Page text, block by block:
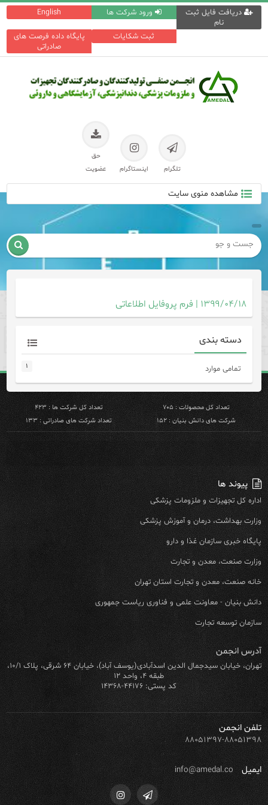
English ورود شرکت ها
دریافت فایل ثبت
نام
پایگاه داده فرصت های
صادراتی
ثبت شکایات
تلگرام اینستاگرام
حق
عضویت
مشاهده منوی سایت

۱۳۹۹/۰۴/۱۸ | فرم پروفایل اطلاعاتی
دسته بندی
تمامی موارد ۱
تعداد کل محصولات : ۷۰۵
تعداد کل شرکت ها : ۴۲۳
شرکت های دانش بنیان : ۱۵۲
تعداد شرکت های صادراتی : ۱۳۳
پیوند ها
اداره کل تجهیزات و ملزومات پزشکی
وزارت بهداشت، درمان و آموزش پزشکی
پایگاه خبری سازمان غذا و دارو
وزارت صنعت، معدن و تجارت
خانه صنعت، معدن و تجارت استان تهران
دانش بنیان - معاونت علمی و فناوری ریاست جمهوری
سازمان توسعه تجارت
آدرس انجمن
تهران، خیابان سیدجمال الدین اسدآبادی(یوسف آباد)، خیابان ۶۴ شرقی، پلاک ۱۰/۱،
طبقه ۴، واحد ۱۲
کد پستی: ۴۴۱۷۶-۱۴۳۶۸
تلفن انجمن
۸۸۰۵۱۳۹۷-۸۸۰۵۱۳۹۸
ایمیل info@amedal.co